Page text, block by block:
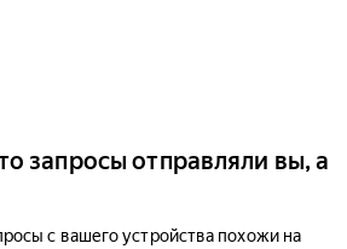
запросы отправляли вы, а
с вашего устройства похожи на